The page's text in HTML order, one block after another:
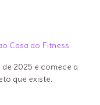
Casa do Fitness
2025 e comece a
que existe.